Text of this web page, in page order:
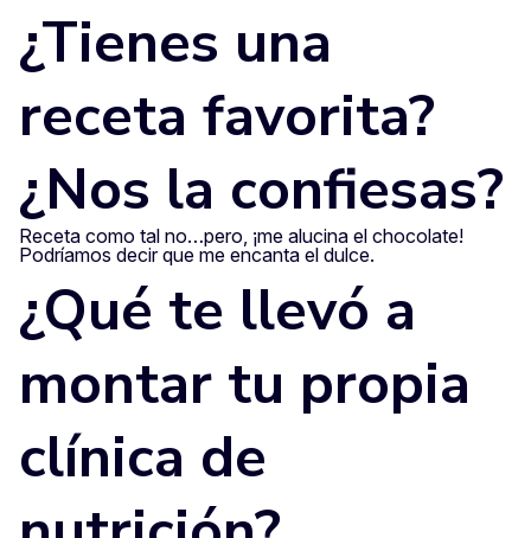
¿Tienes una
receta favorita?
¿Nos la confiesas?
Receta como tal no…pero, ¡me alucina el chocolate!
Podríamos decir que me encanta el dulce.
¿Qué te llevó a
montar tu propia
clínica de